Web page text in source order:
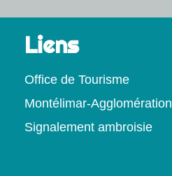
Liens
Office de Tourisme
Montélimar-Agglomération
Signalement ambroisie